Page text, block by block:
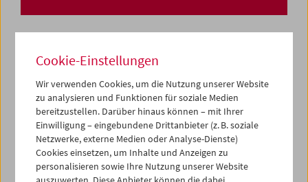
Say Hello – Zu Gast im Filmmuseum: Thom
Andersen
Cookie-Einstellungen
Wir verwenden Cookies, um die Nutzung unserer Website
zu analysieren und Funktionen für soziale Medien
bereitzustellen. Darüber hinaus können – mit Ihrer
Einwilligung – eingebundene Drittanbieter (z. B. soziale
Netzwerke, externe Medien oder Analyse-Dienste)
Cookies einsetzen, um Inhalte und Anzeigen zu
personalisieren sowie Ihre Nutzung unserer Website